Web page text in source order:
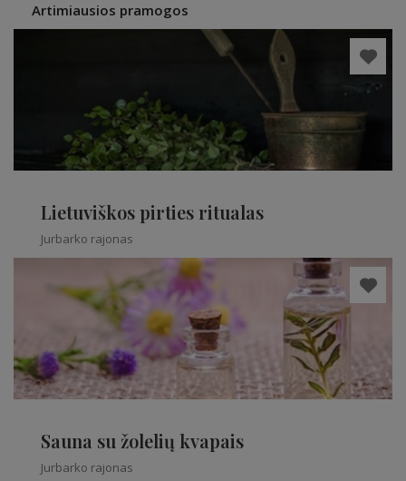
Artimiausios pramogos
Lietuviškos pirties ritualas
Jurbarko rajonas
Sauna su žolelių kvapais
Jurbarko rajonas